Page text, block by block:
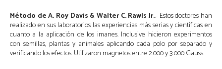
Método de A. Roy Davis & Walter C. Rawls Jr..- Estos doctores han
realizado en sus laboratorios las experiencias más serias y científicas en
cuanto a la aplicación de los imanes. Inclusive hicieron experimentos
con semillas, plantas y animales aplicando cada polo por separado y
verificando los efectos. Utilizaron magnetos entre 2.000 y 3.000 Gauss.